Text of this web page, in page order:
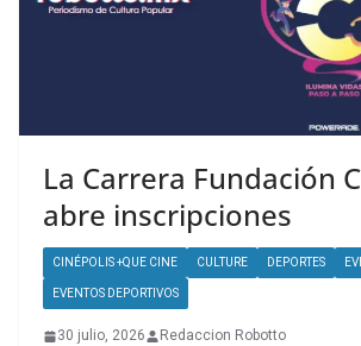
La Carrera Fundación
abre inscripciones
CINÉPOLIS +QUE CINE CULTURE DEPORTES
EVENTOS DEPORTIVOS
30 julio, 2026 Redaccion Robotto